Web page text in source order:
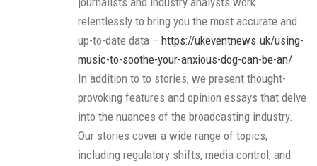
relentlessly to bring you the most accurate and
up-to-date data – https://ukeventnews.uk/using-
music-to-soothe-your-anxious-dog-can-be-an/
In addition to to stories, we present thought-
provoking features and opinion essays that delve
into the nuances of the broadcasting industry.
Our stories cover a wide range of topics,
including regulatory shifts, media control, and